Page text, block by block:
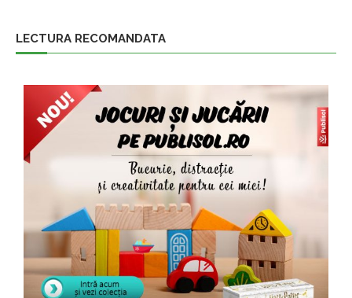
LECTURA RECOMANDATA